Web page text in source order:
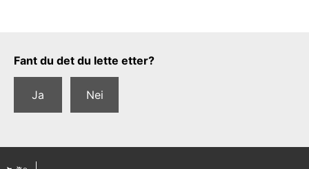
Tilbakemeldingsskjema
Fant du det du lette etter?
Ja Nei